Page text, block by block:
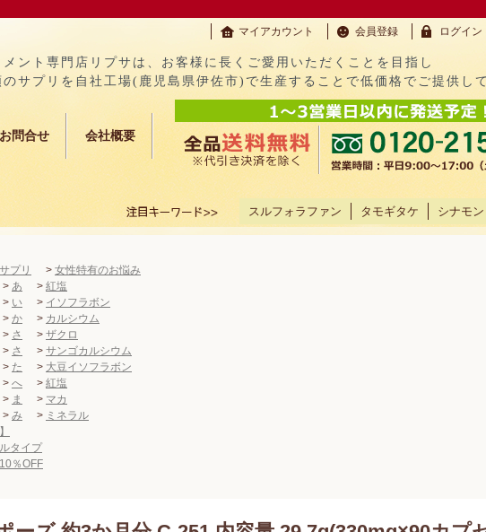
マイアカウント 会員登録 ログイン
メント専門店リプサは、お客様に長くご愛用いただくことを目指し
のサプリを自社工場(鹿児島県伊佐市)で生産することで低価格でご提供し
お問合せ 会社概要
スルフォラファン タモギタケ シナモン
プリ > 女性特有のお悩み
> あ > 紅塩
> い > イソフラボン
> か > カルシウム
> さ > ザクロ
> さ > サンゴカルシウム
> た > 大豆イソフラボン
> へ > 紅塩
> ま > マカ
> み > ミネラル
タイプ
％OFF